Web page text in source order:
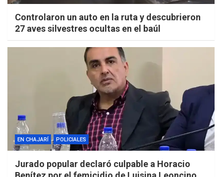
Controlaron un auto en la ruta y descubrieron
27 aves silvestres ocultas en el baúl
EN CHAJARÍ POLICIALES
Jurado popular declaró culpable a Horacio